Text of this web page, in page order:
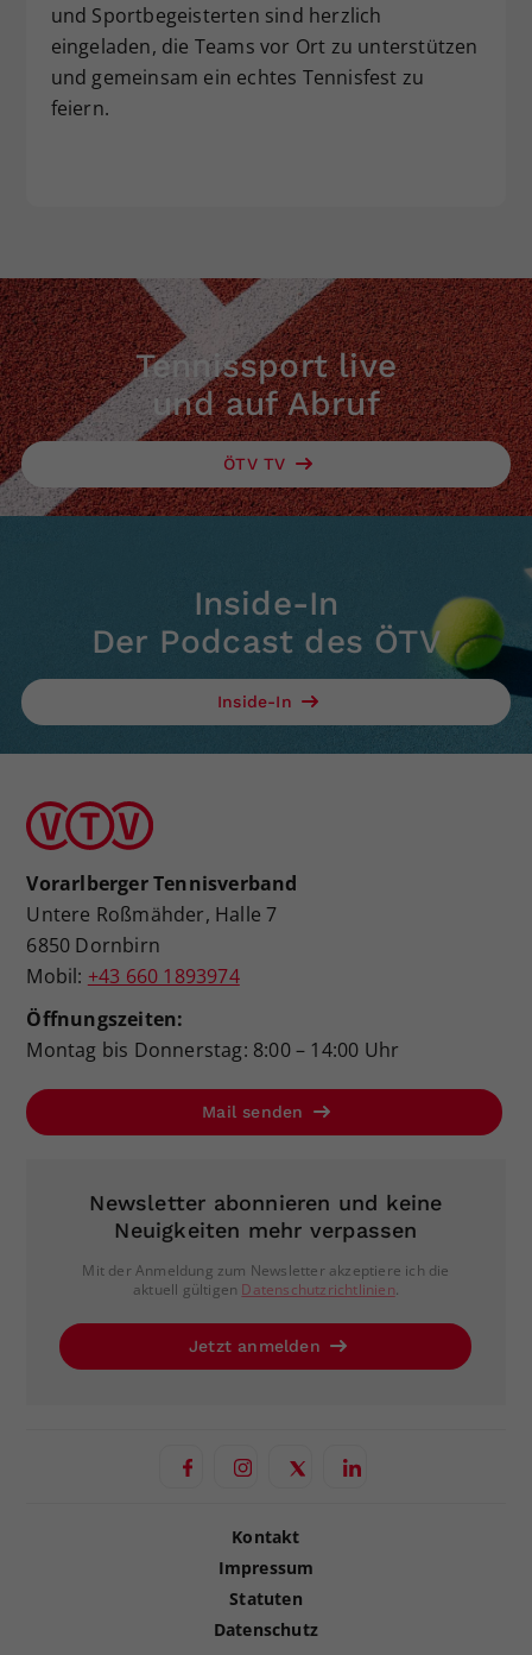
und Sportbegeisterten sind herzlich
eingeladen, die Teams vor Ort zu unterstützen
und gemeinsam ein echtes Tennisfest zu
feiern.
Tennissport live
und auf Abruf
ÖTV TV
Inside-In
Der Podcast des ÖTV
Inside-In
Vorarlberger Tennisverband
Untere Roßmähder, Halle 7
6850 Dornbirn
Mobil: +43 660 1893974
Öffnungszeiten:
Montag bis Donnerstag: 8:00 – 14:00 Uhr
Mail senden
Newsletter abonnieren und keine
Neuigkeiten mehr verpassen
Mit der Anmeldung zum Newsletter akzeptiere ich die
aktuell gültigen Datenschutzrichtlinien.
Jetzt anmelden
Kontakt
Impressum
Statuten
Datenschutz